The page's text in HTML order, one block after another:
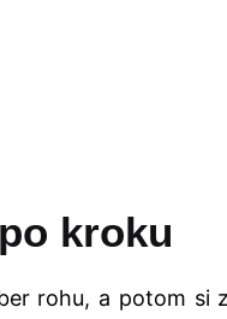
kroku
rohu, a potom si